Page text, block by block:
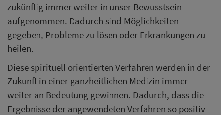
zukünftig immer weiter in unser Bewusstsein
aufgenommen. Dadurch sind Möglichkeiten
gegeben, Probleme zu lösen oder Erkrankungen zu
heilen.
Diese spirituell orientierten Verfahren werden in der
Zukunft in einer ganzheitlichen Medizin immer
weiter an Bedeutung gewinnen. Dadurch, dass die
Ergebnisse der angewendeten Verfahren so positiv